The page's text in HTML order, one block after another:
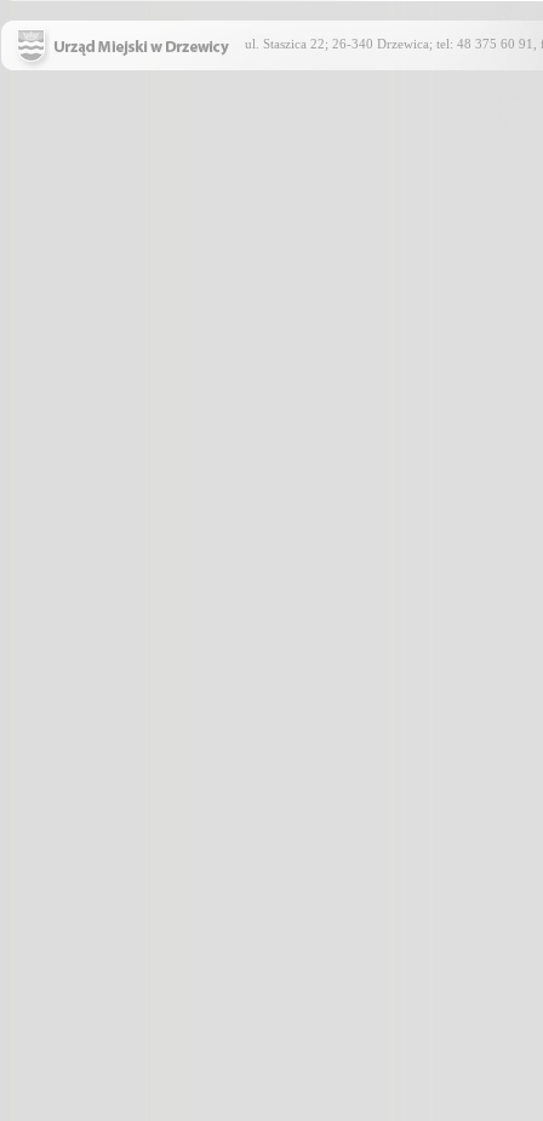
ul. Staszica 22; 26-340 Drzewica; tel: 48 375 60